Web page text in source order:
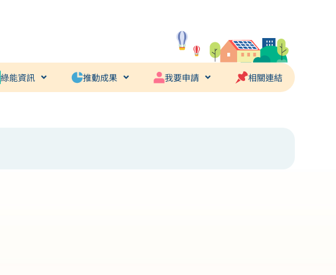
綠能資訊 推動成果 我要申請 相關連結